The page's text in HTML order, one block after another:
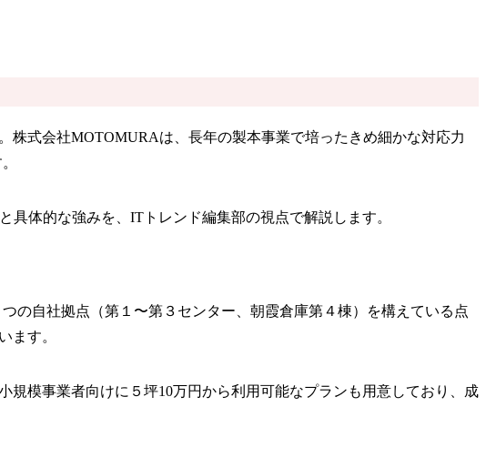
式会社MOTOMURAは、長年の製本事業で培ったきめ細かな対応力
体的な強みを、ITトレンド編集部の視点で解説します。
の自社拠点（第１〜第３センター、朝霞倉庫第４棟）を構えている点
ます。
規模事業者向けに５坪10万円から利用可能なプランも用意しており、成